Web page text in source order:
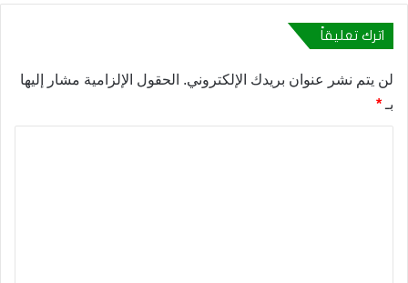
اترك تعليقاً
لن يتم نشر عنوان بريدك الإلكتروني. الحقول الإلزامية مشار إليها
بـ *